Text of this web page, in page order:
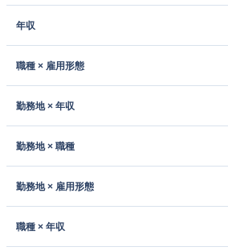
年収
職種 × 雇用形態
勤務地 × 年収
勤務地 × 職種
勤務地 × 雇用形態
職種 × 年収